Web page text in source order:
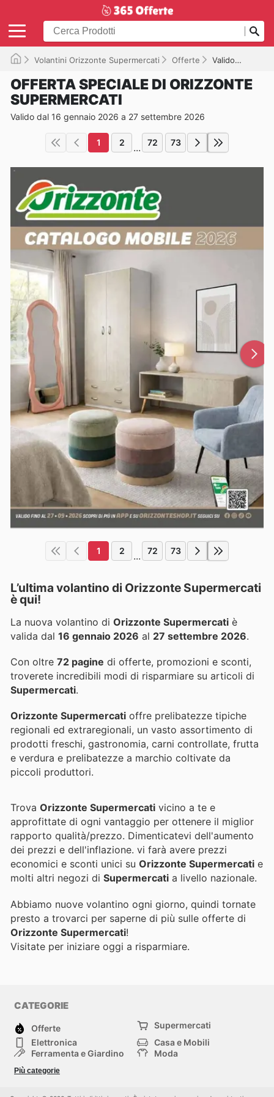
Volantini Orizzonte Supermercati Offerte Valido fino a 27/09/2026
OFFERTA SPECIALE DI ORIZZONTE
SUPERMERCATI
Valido dal 16 gennaio 2026 a 27 settembre 2026
1 2 ... 72 73
1 2 ... 72 73
L’ultima volantino di Orizzonte Supermercati
è qui!
La nuova volantino di Orizzonte Supermercati è
valida dal 16 gennaio 2026 al 27 settembre 2026.
Con oltre 72 pagine di offerte, promozioni e sconti,
troverete incredibili modi di risparmiare su articoli di
Supermercati.
Orizzonte Supermercati offre prelibatezze tipiche
regionali ed extraregionali, un vasto assortimento di
prodotti freschi, gastronomia, carni controllate, frutta
e verdura e prelibatezze a marchio coltivate da
piccoli produttori.
Trova Orizzonte Supermercati vicino a te e
approfittate di ogni vantaggio per ottenere il miglior
rapporto qualità/prezzo. Dimenticatevi dell'aumento
dei prezzi e dell'inflazione. vi farà avere prezzi
economici e sconti unici su Orizzonte Supermercati e
molti altri negozi di Supermercati a livello nazionale.
Abbiamo nuove volantino ogni giorno, quindi tornate
presto a trovarci per saperne di più sulle offerte di
Orizzonte Supermercati!
Visitate per iniziare oggi a risparmiare.
CATEGORIE
Offerte
Supermercati
Elettronica
Casa e Mobili
Ferramenta e Giardino
Moda
Bambini e Neonati
Più categorie